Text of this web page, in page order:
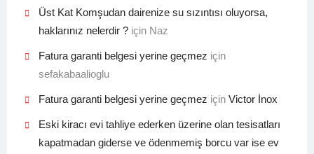
Üst Kat Komşudan dairenize su sızıntısı oluyorsa,
haklarınız nelerdir ?için Naz
Fatura garanti belgesi yerine geçmez için
sefakabaalioglu
Fatura garanti belgesi yerine geçmez için Victor İnox
Eski kiracı evi tahliye ederken üzerine olan tesisatları
kapatmadan giderse ve ödenmemiş borcu var ise ev